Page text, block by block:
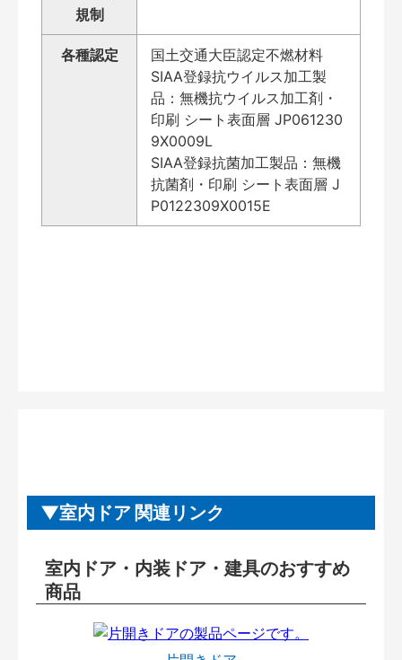
規制
各種認定
国土交通大臣認定不燃材料
SIAA登録抗ウイルス加工製
品：無機抗ウイルス加工剤・
印刷 シート表面層 JP061230
9X0009L
SIAA登録抗菌加工製品：無機
抗菌剤・印刷 シート表面層 J
P0122309X0015E
室内ドア 関連リンク
室内ドア・内装ドア・建具のおすすめ
商品